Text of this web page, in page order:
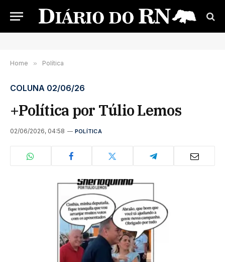
Home » Política
COLUNA 02/06/26
+Política por Túlio Lemos
02/06/2026, 04:58 POLÍTICA